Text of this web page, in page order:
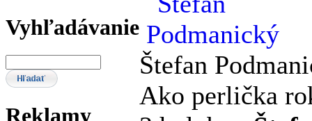
Vyhľadávanie
Reklamy
Štefan
Ako perlička